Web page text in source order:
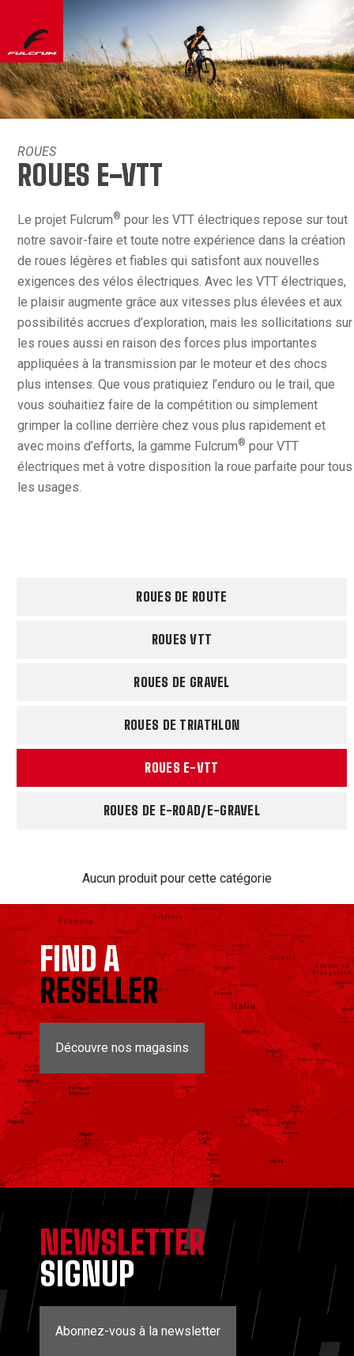
ROUES
ROUES E-VTT
Le projet Fulcrum® pour les VTT électriques repose sur tout
notre savoir-faire et toute notre expérience dans la création
de roues légères et fiables qui satisfont aux nouvelles
exigences des vélos électriques. Avec les VTT électriques,
le plaisir augmente grâce aux vitesses plus élevées et aux
possibilités accrues d’exploration, mais les sollicitations sur
les roues aussi en raison des forces plus importantes
appliquées à la transmission par le moteur et des chocs
plus intenses. Que vous pratiquiez l’enduro ou le trail, que
vous souhaitiez faire de la compétition ou simplement
grimper la colline derrière chez vous plus rapidement et
avec moins d’efforts, la gamme Fulcrum® pour VTT
électriques met à votre disposition la roue parfaite pour tous
les usages.
ROUES DE ROUTE
ROUES VTT
ROUES DE GRAVEL
ROUES DE TRIATHLON
ROUES E-VTT
ROUES DE E-ROAD/E-GRAVEL
Aucun produit pour cette catégorie
FIND A
RESELLER
Découvre nos magasins
NEWSLETTER
SIGNUP
Abonnez-vous à la newsletter